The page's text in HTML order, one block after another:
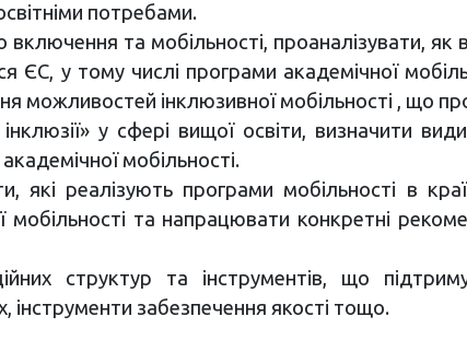
потребами.
та мобільності, проаналізувати, як
ЄС, у тому числі програми академічної
можливостей інклюзивної мобільності , що
у сфері вищої освіти, визначити
мобільності.
які реалізують програми мобільності в
мобільності та напрацювати конкретні
структур та інструментів, що
інструменти забезпечення якості тощо.